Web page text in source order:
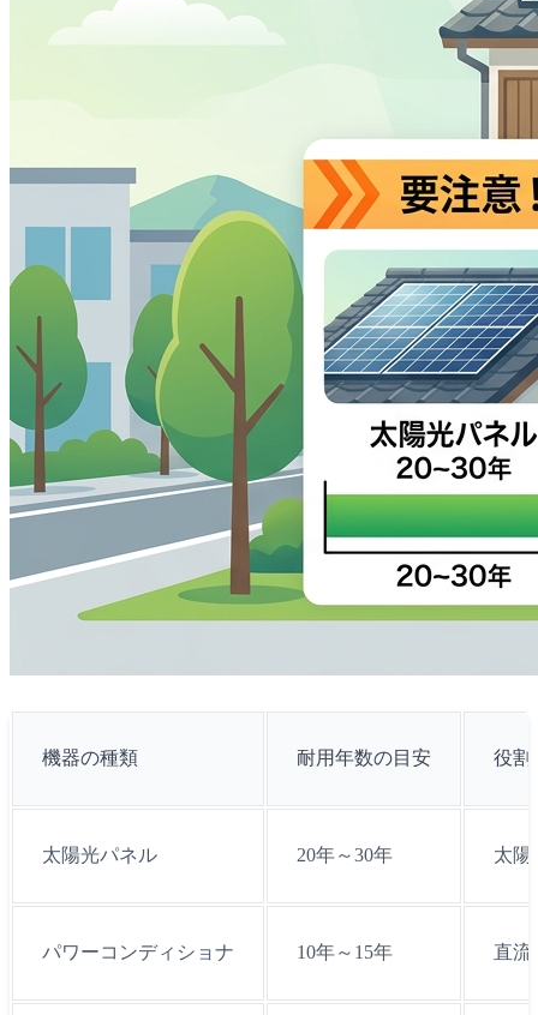
機器の種類 耐用年数の目安 役割
太陽光パネル 20年～30年 太陽
パワーコンディショナ 10年～15年 直流